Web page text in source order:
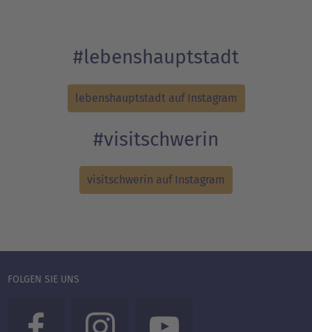
#lebenshauptstadt
lebenshauptstadt auf Instagram
#visitschwerin
visitschwerin auf Instagram
FOLGEN SIE UNS